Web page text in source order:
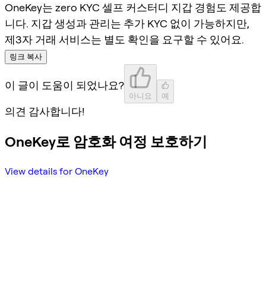
OneKey는 zero KYC 셀프 커스터디 지갑 경험도 제공합
니다. 지갑 생성과 관리는 추가 KYC 없이 가능하지만,
제3자 거래 서비스는 별도 확인을 요구할 수 있어요.
링크 복사
이 글이 도움이 되었나요?
아니요 예
의견 감사합니다!
OneKey로 암호화 여정 보호하기
View details for OneKey